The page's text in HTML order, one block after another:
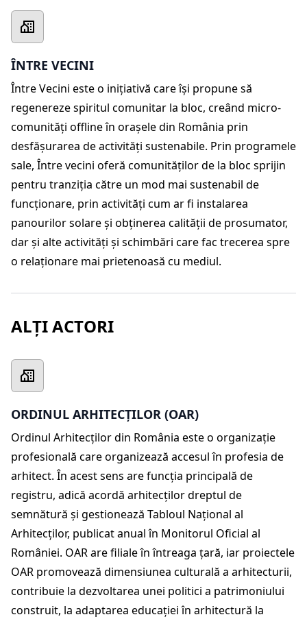
ÎNTRE VECINI
Între Vecini este o inițiativă care își propune să
regenereze spiritul comunitar la bloc, creând micro-
comunități offline în orașele din România prin
desfășurarea de activități sustenabile. Prin programele
sale, Între vecini oferă comunităților de la bloc sprijin
pentru tranziția către un mod mai sustenabil de
funcționare, prin activități cum ar fi instalarea
panourilor solare și obținerea calității de prosumator,
dar și alte activități și schimbări care fac trecerea spre
o relaționare mai prietenoasă cu mediul.
ALȚI ACTORI
ORDINUL ARHITECȚILOR (OAR)
Ordinul Arhitecților din România este o organizație
profesională care organizează accesul în profesia de
arhitect. În acest sens are funcția principală de
registru, adică acordă arhitecților dreptul de
semnătură și gestionează Tabloul Național al
Arhitecților, publicat anual în Monitorul Oficial al
României. OAR are filiale în întreaga țară, iar proiectele
OAR promovează dimensiunea culturală a arhitecturii,
contribuie la dezvoltarea unei politici a patrimoniului
construit, la adaptarea educației în arhitectură la